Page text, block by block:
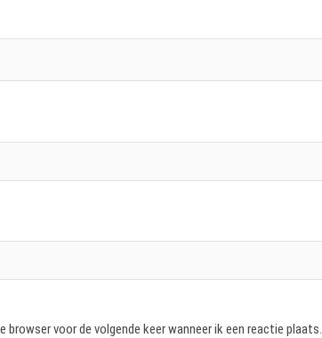
browser voor de volgende keer wanneer ik een reactie plaats.